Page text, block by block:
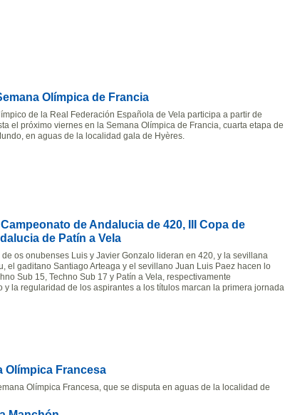
Olímpica de Francia
de la Real Federación Española de Vela participa a partir de
el próximo viernes en la Semana Olímpica de Francia, cuarta etapa de
en aguas de la localidad gala de Hyères.
de Andalucia de 420, III Copa de
de Patín a Vela
de os onubenses Luis y Javier Gonzalo lideran en 420, y la sevillana
el gaditano Santiago Arteaga y el sevillano Juan Luis Paez hacen lo
Sub 15, Techno Sub 17 y Patín a Vela, respectivamente
y la regularidad de los aspirantes a los títulos marcan la primera jornada
Olímpica Francesa
Olímpica Francesa, que se disputa en aguas de la localidad de